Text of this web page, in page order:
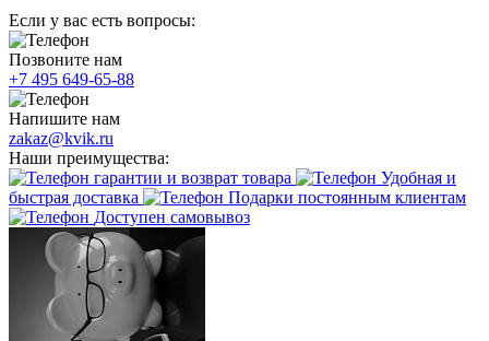
Если у вас есть вопросы:
Позвоните нам
+7 495 649-65-88
Напишите нам
zakaz@kvik.ru
Наши преимущества:
гарантии и возврат товара
Удобная и
быстрая доставка
Подарки постоянным клиентам
Доступен самовывоз